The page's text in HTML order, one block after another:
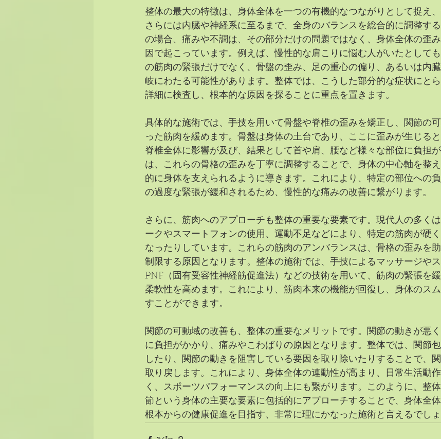
整体の最大の特徴は、身体全体を一つの有機的なつながりとして捉え、
さらには内臓や神経系に至るまで、全身のバランスを総合的に調整す
の場合、痛みや不調は、その部分だけの問題ではなく、身体全体の歪
因で起こっています。例えば、慢性的な肩こりに悩む人がいたとして
の筋肉の緊張だけでなく、骨盤の歪み、足の重心の偏り、あるいは内
岐にわたる可能性があります。整体では、こうした部分的な症状にと
詳細に検査し、根本的な原因を探ることに重点を置きます。
具体的な施術では、手技を用いて骨盤や脊椎の歪みを矯正し、関節の
った筋肉を緩めます。骨盤は身体の土台であり、ここに歪みが生じる
脊椎全体に影響が及び、結果として首や肩、腰など様々な部位に負担
は、これらの骨格の歪みを丁寧に調整することで、身体の中心軸を整
的に身体を支えられるように導きます。これにより、特定の部位への
の過度な緊張が緩和されるため、慢性的な痛みの改善に繋がります。
さらに、筋肉へのアプローチも整体の重要な要素です。現代人の多く
ークやスマートフォンの使用、運動不足などにより、特定の筋肉が硬
なったりしています。これらの筋肉のアンバランスは、骨格の歪みを
制限する原因となります。整体の施術では、手技によるマッサージや
PNF（固有受容性神経筋促進法）などの技術を用いて、筋肉の緊張を緩
柔軟性を高めます。これにより、筋肉本来の機能が回復し、身体のス
すことができます。
関節の可動域の改善も、整体の重要なメリットです。関節の動きが悪
に負担がかかり、痛みやこわばりの原因となります。整体では、関節
したり、関節の動きを阻害している要因を取り除いたりすることで、
取り戻します。これにより、身体全体の連動性が高まり、日常生活動
く、スポーツパフォーマンスの向上にも繋がります。このように、整
節という身体の主要な要素に包括的にアプローチすることで、身体全体
根本からの健康促進を目指す、非常に理にかなった施術と言えるでしょ